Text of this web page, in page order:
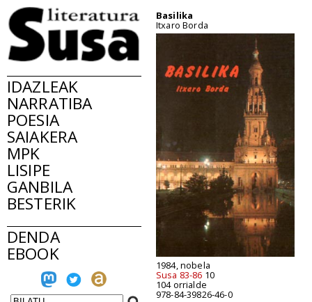
IDAZLEAK
NARRATIBA
POESIA
SAIAKERA
MPK
LISIPE
GANBILA
BESTERIK
DENDA
EBOOK
Basilika
Itxaro Borda
1984, nobela
Susa 83-86 10
104 orrialde
978-84-39826-46-0